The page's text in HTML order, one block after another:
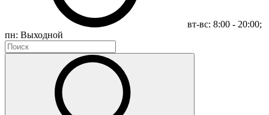
вт-вс: 8:00 - 20:00;
пн: Выходной